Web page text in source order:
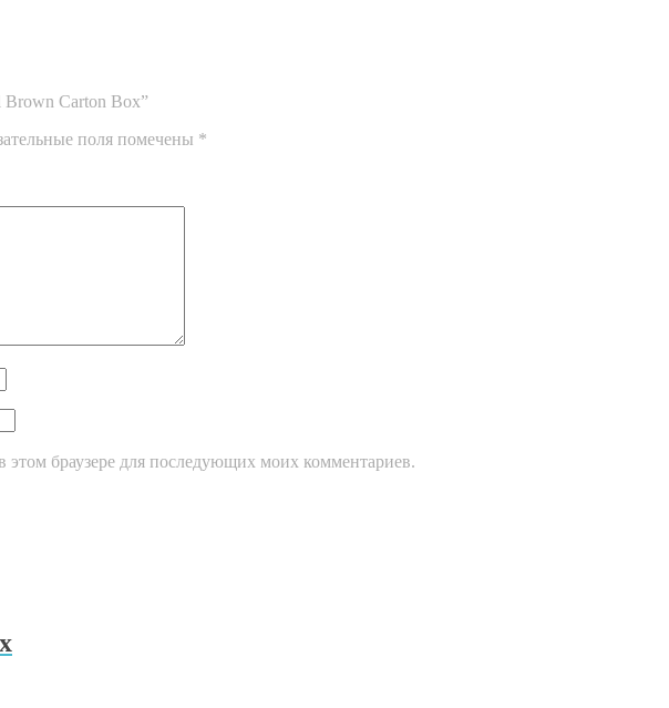
Brown Carton Box”
поля помечены *
этом браузере для последующих моих комментариев.